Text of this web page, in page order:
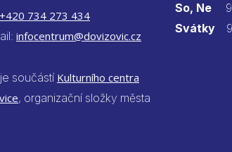
+420 734 273 434
infocentrum@dovizovic.cz
součástí Kulturního centra
, organizační složky města
So, Ne
Svátky